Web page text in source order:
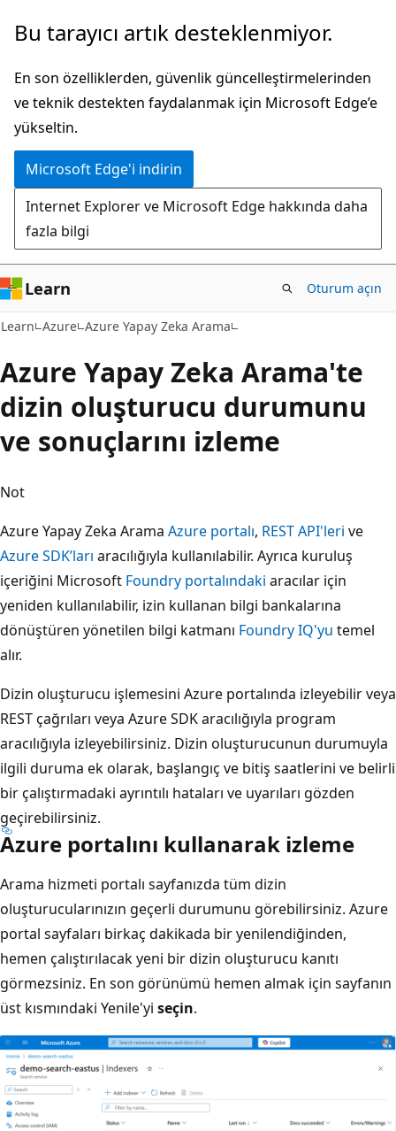
Ana
atla
Bu tarayıcı artık desteklenmiyor.
En son özelliklerden, güvenlik güncelleştirmelerinden
ve teknik destekten faydalanmak için Microsoft Edge’e
yükseltin.
Microsoft Edge'i indirin
Internet Explorer ve Microsoft Edge hakkında daha
fazla bilgi
Learn Oturum açın
Learn Azure Azure Yapay Zeka Arama
Azure Yapay Zeka Arama'te
dizin oluşturucu durumunu
ve sonuçlarını izleme
Not
Azure Yapay Zeka Arama Azure portalı, REST API'leri ve
Azure SDK’ları aracılığıyla kullanılabilir. Ayrıca kuruluş
içeriğini Microsoft Foundry portalındaki aracılar için
yeniden kullanılabilir, izin kullanan bilgi bankalarına
dönüştüren yönetilen bilgi katmanı Foundry IQ'yu temel
alır.
Dizin oluşturucu işlemesini Azure portalında izleyebilir veya
REST çağrıları veya Azure SDK aracılığıyla program
aracılığıyla izleyebilirsiniz. Dizin oluşturucunun durumuyla
ilgili duruma ek olarak, başlangıç ve bitiş saatlerini ve belirli
bir çalıştırmadaki ayrıntılı hataları ve uyarıları gözden
geçirebilirsiniz.
Azure portalını kullanarak izleme
Arama hizmeti portalı sayfanızda tüm dizin
oluşturucularınızın geçerli durumunu görebilirsiniz. Azure
portal sayfaları birkaç dakikada bir yenilendiğinden,
hemen çalıştırılacak yeni bir dizin oluşturucu kanıtı
görmezsiniz. En son görünümü hemen almak için sayfanın
üst kısmındaki Yenile'yi seçin.